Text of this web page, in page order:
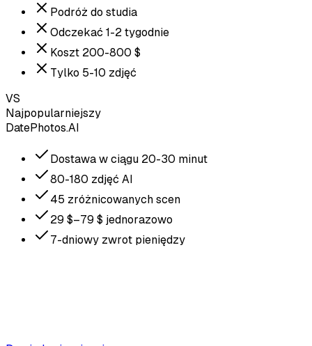
Podróż do studia
Odczekać 1-2 tygodnie
Koszt 200-800 $
Tylko 5-10 zdjęć
VS
Najpopularniejszy
DatePhotos.AI
Dostawa w ciągu 20-30 minut
80-180 zdjęć AI
45 zróżnicowanych scen
29 $–79 $ jednorazowo
7-dniowy zwrot pieniędzy